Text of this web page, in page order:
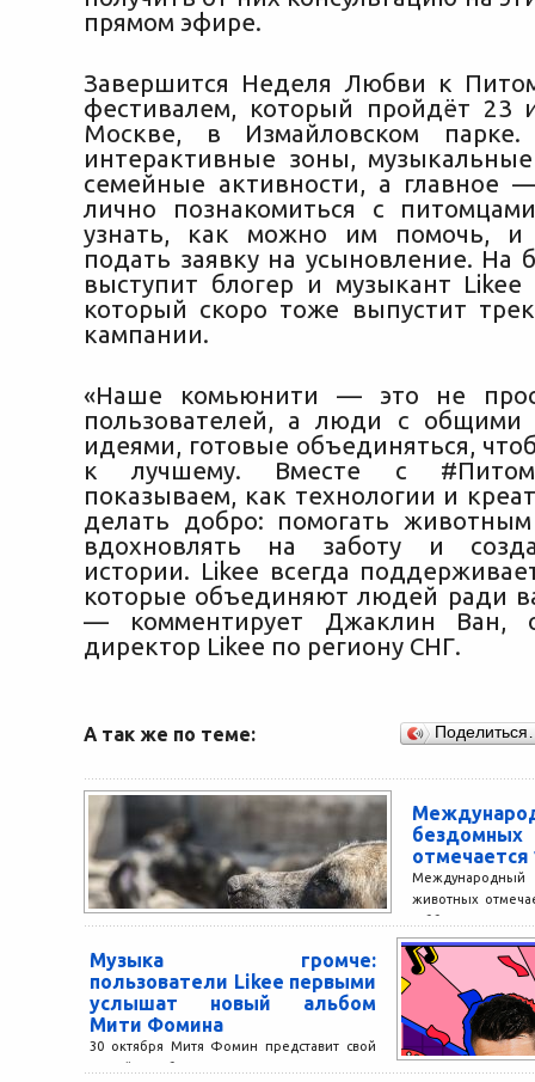
прямом эфире.
Завершится Неделя Любви к
фестивалем, который пройдёт 23
Москве, в Измайловском
интерактивные зоны,
семейные активности, а главное
лично познакомиться с
узнать, как можно им помочь,
подать заявку на усыновление. На
выступит блогер и музыкант Likee
который скоро тоже выпустит
кампании.
«Наше комьюнити — это не
пользователей, а люди с общими
идеями, готовые объединяться,
к лучшему. Вместе с
показываем, как технологии и
делать добро: помогать
вдохновлять на заботу и
истории. Likee всегда
которые объединяют людей ради
— комментирует Джаклин Ван,
директор Likee по региону СНГ.
А так же по теме:
отмечается
животных
субботу августа.
на 15 августа.
Музыка громче:
пользователи Likee первыми
услышат новый альбом
Мити Фомина
30 октября Митя Фомин представит свой
новый альбом «Слышь, да ладно» на